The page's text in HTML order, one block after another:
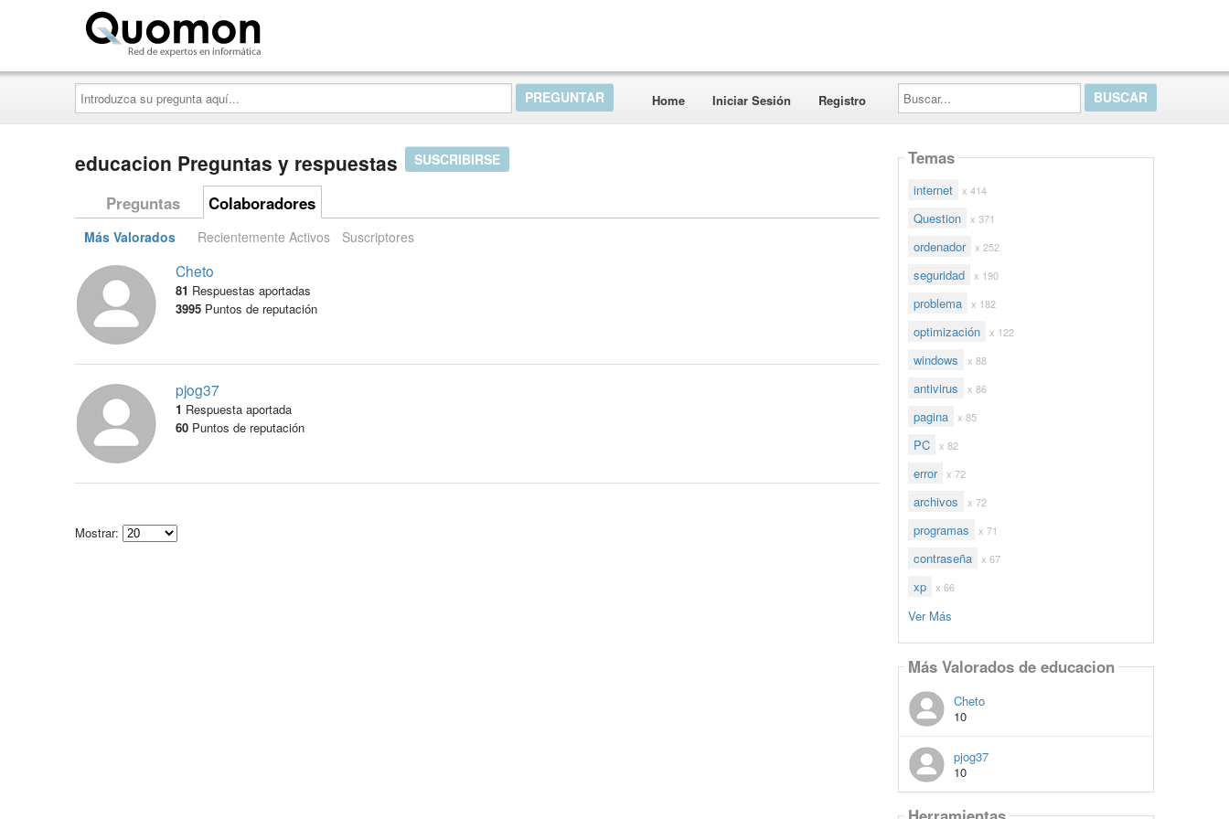
Introduzca
su
pregunta
aquí...
Home Iniciar Sesión Registro
Buscar...
educacion Preguntas y respuestas SUSCRIBIRSE
Preguntas Colaboradores
Más Valorados Recientemente Activos Suscriptores
Cheto
81 Respuestas aportadas
3995Puntos de reputación
pjog37
1 Respuesta aportada
60Puntos de reputación
Mostrar:
Temas
internet x 414
Question x 371
ordenador x 252
seguridad x 190
problema x 182
optimización x 122
windows x 88
antivirus x 86
pagina x 85
PC x 82
error x 72
archivos x 72
programas x 71
contraseña x 67
xp x 66
Ver Más
Más Valorados de educacion
Cheto
10
pjog37
10